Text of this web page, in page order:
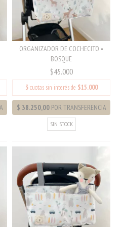
ORGANIZADOR DE COCHECITO •
BOSQUE
$45.000
3cuotas sin interés de $15.000
SIN STOCK